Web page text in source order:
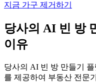
지금 가구 제거하기
당사의 AI 빈 방
이유
당사의 AI 빈 방 만들기
를 제공하여 부동산 전문